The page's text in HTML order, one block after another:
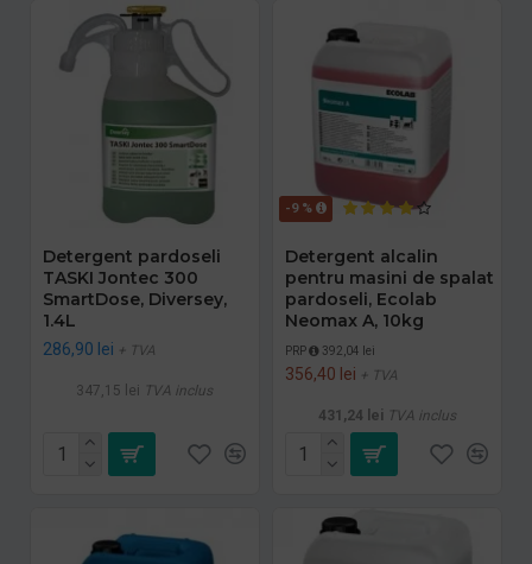
Detergent pardoseli
TASKI Jontec 300
SmartDose, Diversey,
1.4L
286,90 lei + TVA
347,15 lei TVA inclus
-9 %
Detergent alcalin
pentru masini de spalat
pardoseli, Ecolab
Neomax A, 10kg
PRP 392,04 lei
356,40 lei + TVA
431,24 lei TVA inclus